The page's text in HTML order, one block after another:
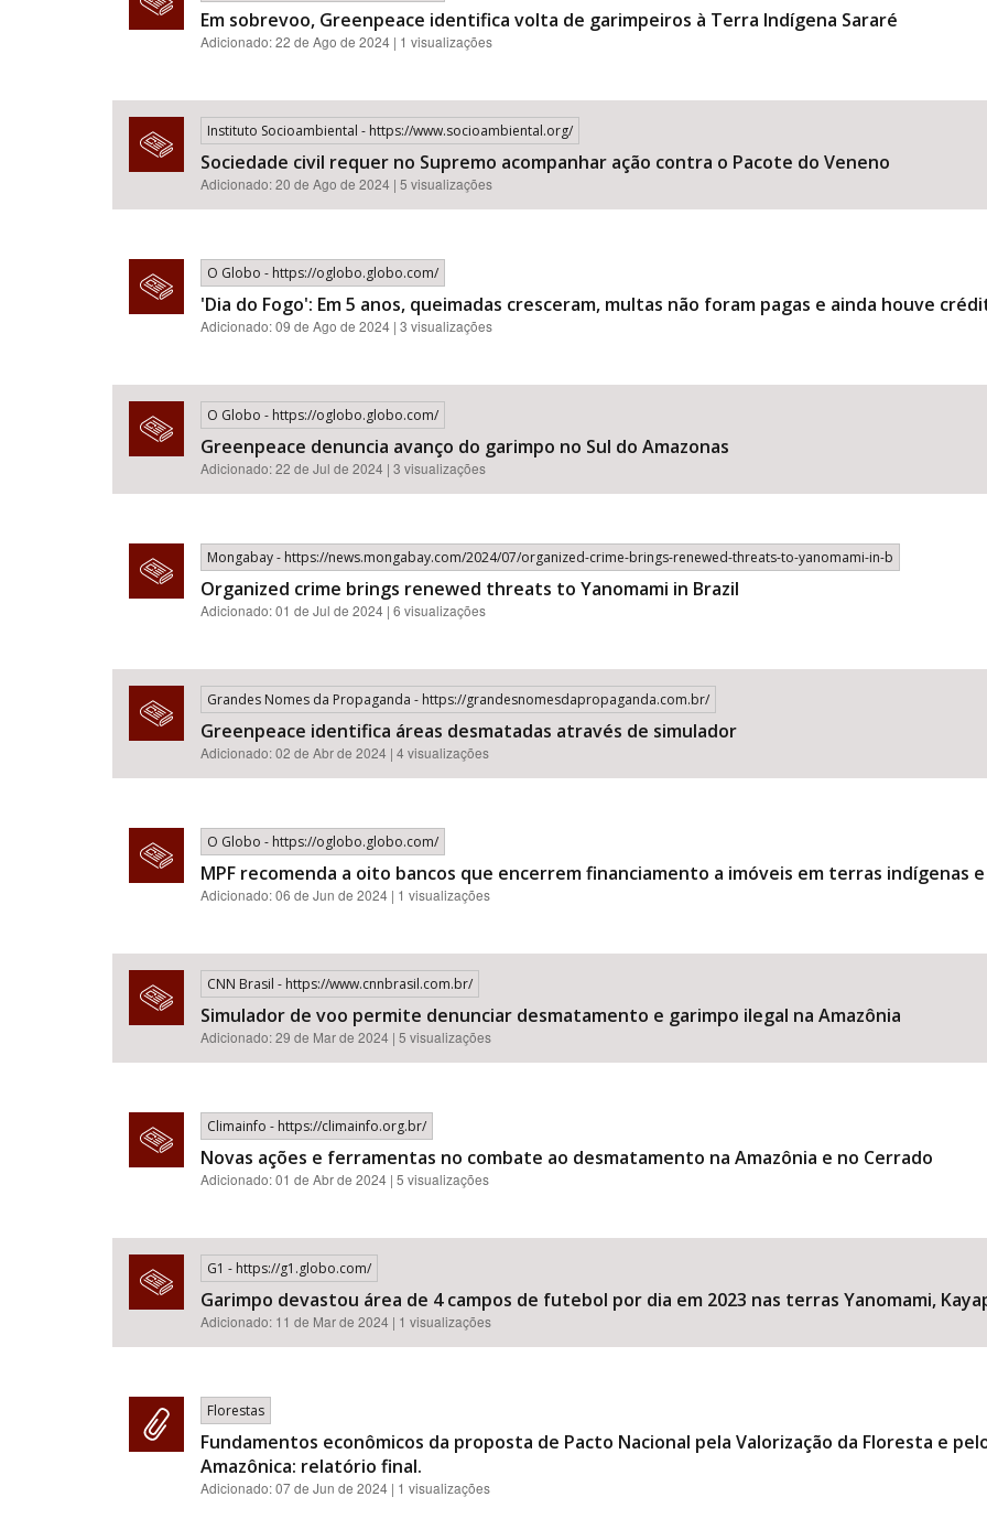
Em sobrevoo, Greenpeace identifica volta de garimpeiros à Terra Indígena Sararé
Adicionado: 22 de Ago de 2024 | 1 visualizações
Instituto Socioambiental - https://www.socioambiental.org/
Sociedade civil requer no Supremo acompanhar ação contra o Pacote do Veneno
Adicionado: 20 de Ago de 2024 | 5 visualizações
O Globo - https://oglobo.globo.com/
'Dia do Fogo': Em 5 anos, queimadas cresceram, multas não foram pagas e ainda houve
Adicionado: 09 de Ago de 2024 | 3 visualizações
O Globo - https://oglobo.globo.com/
Greenpeace denuncia avanço do garimpo no Sul do Amazonas
Adicionado: 22 de Jul de 2024 | 3 visualizações
Mongabay - https://news.mongabay.com/2024/07/organized-crime-brings-renewed-threats-to-yanomami-in-b
Organized crime brings renewed threats to Yanomami in Brazil
Adicionado: 01 de Jul de 2024 | 6 visualizações
Grandes Nomes da Propaganda - https://grandesnomesdapropaganda.com.br/
Greenpeace identifica áreas desmatadas através de simulador
Adicionado: 02 de Abr de 2024 | 4 visualizações
O Globo - https://oglobo.globo.com/
MPF recomenda a oito bancos que encerrem financiamento a imóveis em terras indígenas
Adicionado: 06 de Jun de 2024 | 1 visualizações
CNN Brasil - https://www.cnnbrasil.com.br/
Simulador de voo permite denunciar desmatamento e garimpo ilegal na Amazônia
Adicionado: 29 de Mar de 2024 | 5 visualizações
Climainfo - https://climainfo.org.br/
Novas ações e ferramentas no combate ao desmatamento na Amazônia e no Cerrado
Adicionado: 01 de Abr de 2024 | 5 visualizações
G1 - https://g1.globo.com/
Garimpo devastou área de 4 campos de futebol por dia em 2023 nas terras Yanomami,
Adicionado: 11 de Mar de 2024 | 1 visualizações
Florestas
Fundamentos econômicos da proposta de Pacto Nacional pela Valorização da Floresta e
Amazônica: relatório final.
Adicionado:07 de Jun de 2024 | 1 visualizações